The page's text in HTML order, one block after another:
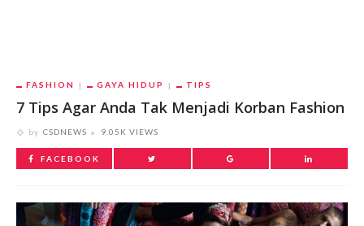
FASHION GAYA HIDUP TIPS
7 Tips Agar Anda Tak Menjadi Korban Fashion
by CSDNEWS 9.05K VIEWS
FACEBOOK